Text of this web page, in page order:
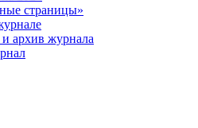
страницы»
архив журнала